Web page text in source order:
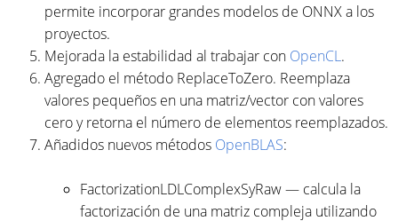
permite incorporar grandes modelos de ONNX a los
proyectos.
Mejorada la estabilidad al trabajar con OpenCL.
Agregado el método ReplaceToZero. Reemplaza
valores pequeños en una matriz/vector con valores
cero y retorna el número de elementos reemplazados.
Añadidos nuevos métodos OpenBLAS:
FactorizationLDLComplexSyRaw — calcula la
factorización de una matriz compleja utilizando